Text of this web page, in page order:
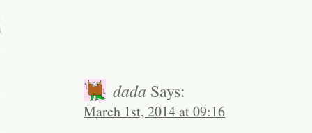
dada Says:
March 1st, 2014 at 09:16